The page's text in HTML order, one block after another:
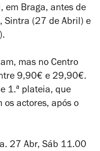
em Braga, antes de
Sintra (27 de Abril) e
mas no Centro
9,90€ e 29,90€.
1.ª plateia, que
os actores, após o
27 Abr, Sáb 11.00